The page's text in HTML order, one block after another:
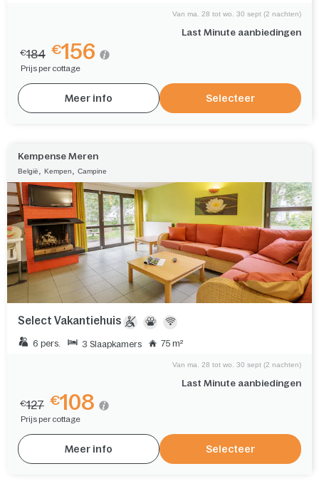
Last Minute aanbiedingen
Van ma. 28 tot wo. 30 sept (2 nachten)
€184 €156
Prijs per cottage
Meer info Selecteer
Kempense Meren
België, Kempen, Campine
Select Vakantiehuis
6 pers. 3 Slaapkamers 75 m²
Last Minute aanbiedingen
Van ma. 28 tot wo. 30 sept (2 nachten)
€127 €108
Prijs per cottage
Meer info Selecteer